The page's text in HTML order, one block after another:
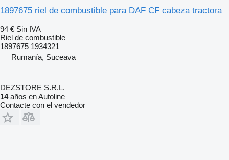
1897675 riel de combustible para DAF CF cabeza tractora
94 € Sin IVA
Riel de combustible
1897675 1934321
Rumanía, Suceava
DEZSTORE S.R.L.
14años en Autoline
Contacte con el vendedor